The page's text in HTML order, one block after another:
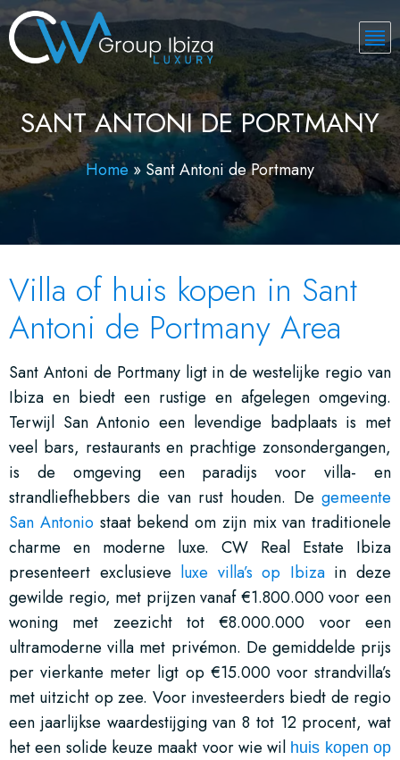
SANT ANTONI DE PORTMANY
Home » Sant Antoni de Portmany
Villa of huis kopen in Sant
Antoni de Portmany Area
Sant Antoni de Portmany ligt in de westelijke regio van
Ibiza en biedt een rustige en afgelegen omgeving.
Terwijl San Antonio een levendige badplaats is met
veel bars, restaurants en prachtige zonsondergangen,
is de omgeving een paradijs voor villa- en
strandliefhebbers die van rust houden. De gemeente
San Antoniostaat bekend om zijn mix van traditionele
charme en moderne luxe. CW Real Estate Ibiza
presenteert exclusieve luxe villa’s op Ibizain deze
gewilde regio, met prijzen vanaf €1.800.000 voor een
woning met zeezicht tot €8.000.000 voor een
ultramoderne villa met privémon. De gemiddelde prijs
per vierkante meter ligt op €15.000 voor strandvilla’s
met uitzicht op zee. Voor investeerders biedt de regio
een jaarlijkse waardestijging van 8 tot 12 procent, wat
het een solide keuze maakt voor wie wil huis kopen op